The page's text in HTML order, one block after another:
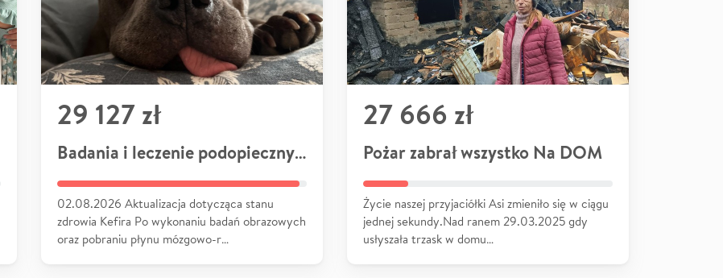
29 127 zł
Badania i leczenie podopiecznych
02.08.2026 Aktualizacja dotycząca stanu
zdrowia Kefira Po wykonaniu badań obrazowych
oraz pobraniu płynu mózgowo-r…
27 666 zł
Pożar zabrał wszystko Na DOM
Życie naszej przyjaciółki Asi zmieniło się w ciągu
jednej sekundy.Nad ranem 29.03.2025 gdy
usłyszała trzask w domu…